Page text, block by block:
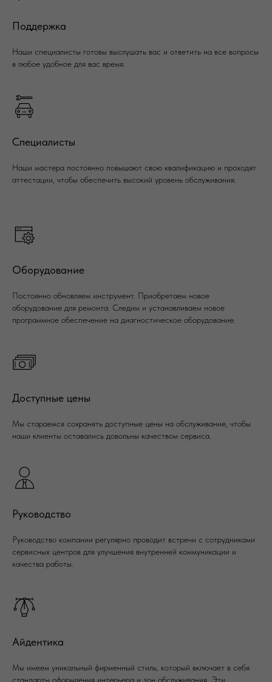
Поддержка
Наши специалисты готовы выслушать вас и ответить на все вопросы
в любое удобное для вас время.
Специалисты
Наши мастера постоянно повышают свою квалификацию и проходят
аттестации, чтобы обеспечить высокий уровень обслуживания.
Оборудование
Постоянно обновляем инструмент. Приобретаем новое
оборудование для ремонта. Следим и устанавливаем новое
программное обеспечение на диагностическое оборудование.
Доступные цены
Мы стараемся сохранять доступные цены на обслуживание, чтобы
наши клиенты оставались довольны качеством сервиса.
Руководство
Руководство компании регулярно проводит встречи с сотрудниками
сервисных центров для улучшения внутренней коммуникации и
качества работы.
Айдентика
Мы имеем уникальный фирменный стиль, который включает в себя
стандарты оформления интерьера и зон обслуживания. Эти